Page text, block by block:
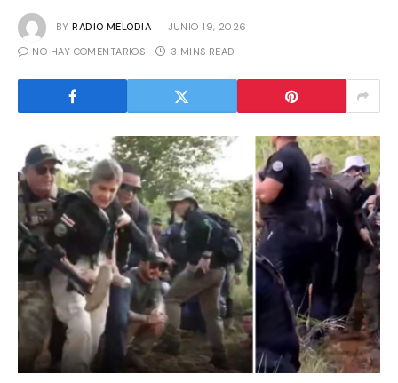
BY RADIO MELODIA JUNIO 19, 2026
NO HAY COMENTARIOS 3 MINS READ